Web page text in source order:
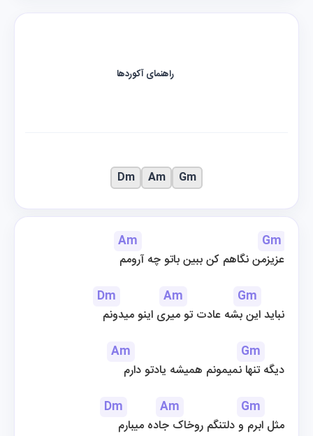
Am
Gm
عزیزمن نگاهم کن ببین باتو چه آرومم
Dm
Am
Gm
نباید این بشه عادت تو میری اینو میدونم
Am
Gm
دیگه تنها نمیمونم همیشه یادتو دارم
Dm
Am
Gm
مثل ابرم و دلتنگم روخاک جاده میبارم
راهنمای آکوردها
Gm
Am
Dm